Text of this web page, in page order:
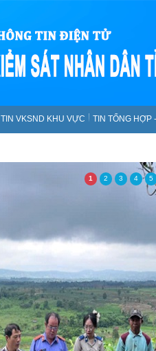
TIN VKSND KHU VỰC TIN TỔNG HỢP
1 2 3 4 5